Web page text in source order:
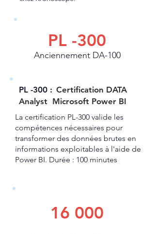
PL -300
Anciennement DA-100
PL -300 : Certification DATA
Analyst Microsoft Power BI
La certification PL-300 valide les
compétences nécessaires pour
transformer des données brutes en
informations exploitables à l'aide de
Power BI. Durée : 100 minutes
16 000